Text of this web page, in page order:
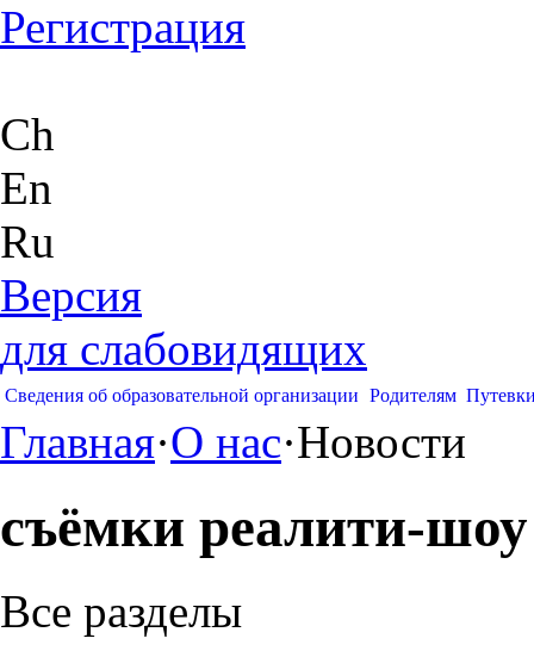
Регистрация
Ch
En
Ru
Версия
для слабовидящих
Сведения об образовательной организации Родителям
Главная·О нас·Новости
съёмки реалити-
Все разделы